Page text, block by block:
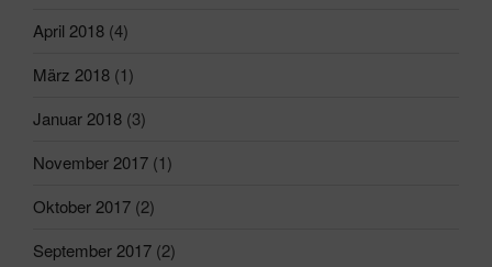
April 2018 (4)
März 2018 (1)
Januar 2018 (3)
November 2017 (1)
Oktober 2017 (2)
September 2017 (2)